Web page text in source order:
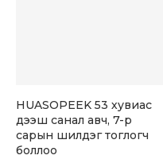
HUASOPEEK 53 хувиас
дээш санал авч, 7-р
сарын шилдэг тоглогч
боллоо